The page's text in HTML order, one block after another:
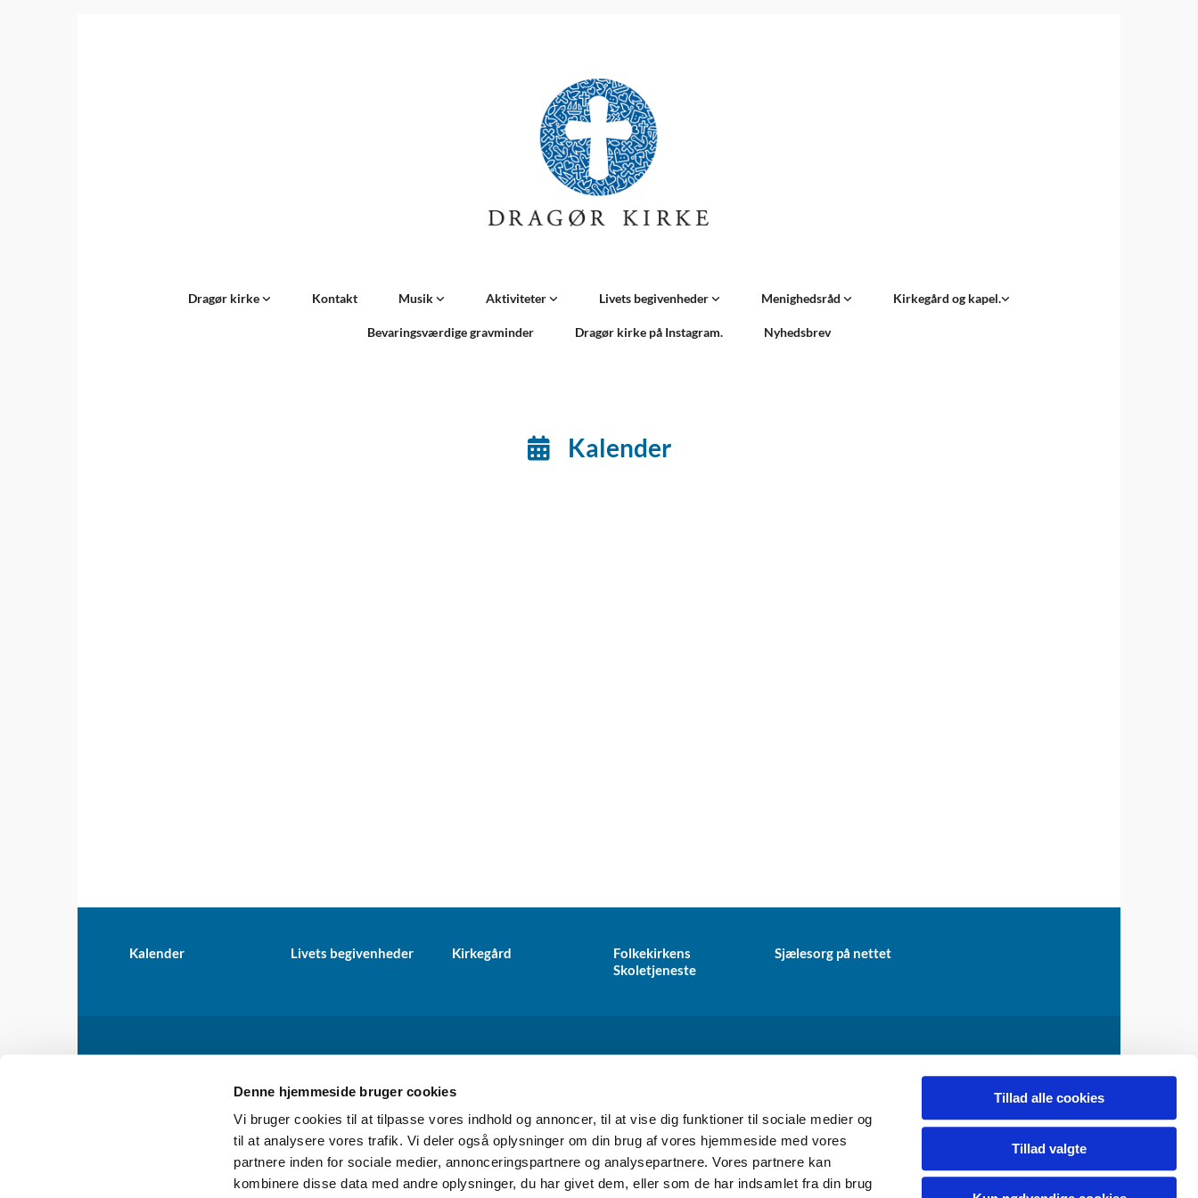
Denne hjemmeside bruger cookies
Vi bruger cookies til at tilpasse vores indhold og annoncer, til at vise dig funktioner til sociale medier og
til at analysere vores trafik. Vi deler også oplysninger om din brug af vores hjemmeside med vores
partnere inden for sociale medier, annonceringspartnere og analysepartnere. Vores partnere kan
kombinere disse data med andre oplysninger, du har givet dem, eller som de har indsamlet fra din brug
Tillad alle cookies
Tillad valgte
Dragør kirke Kontakt Musik Aktiviteter Livets begivenheder Menighedsråd Kirkegård og kapel.
Bevaringsværdige gravminder Dragør kirke på Instagram. Nyhedsbrev
Kalender
Kalender Livets begivenheder Kirkegård
Folkekirkens
Skoletjeneste
Sjælesorg på nettet
Kontakt Tilgængelighedserklæring